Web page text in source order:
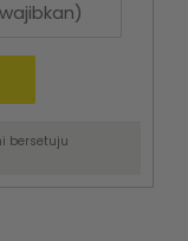
bersetuju